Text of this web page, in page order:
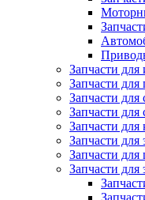
Запчасти
Запчасти для
Запчасти
Запчасти для
Запчасти для
Запчасти
Запчасти
Запчасти для